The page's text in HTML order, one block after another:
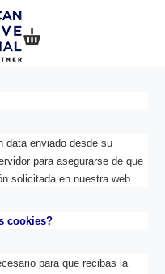
data enviado desde su
para asegurarse de que
solicitada en nuestra web.
cookies?
para que recibas la